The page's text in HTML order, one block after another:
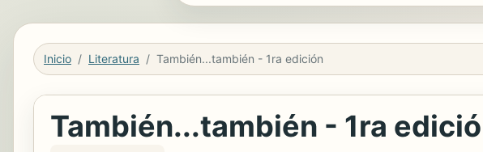
Inicio Literatura También...también - 1ra edición
También...también - 1ra